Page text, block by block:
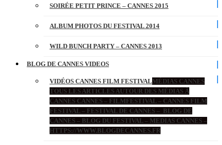
SOIRÉE PETIT PRINCE – CANNES 2015
ALBUM PHOTOS DU FESTIVAL 2014
WILD BUNCH PARTY – CANNES 2013
BLOG DE CANNES VIDEOS
VIDÉOS CANNES FILM FESTIVALMÉDIAS CANNES
TOUS LES ARTICLES AUTOUR DES MÉDIAS À
CANNES CANNES – FILMFESTIVAL – CANNES FILM
FESTIVAL – FESTIVAL DE CANNES – BLOG DE
CANNES – BLOG DU FESTIVAL – MEDIAS CANNES –
HTTPS://WWW.BLOGDECANNES.FR